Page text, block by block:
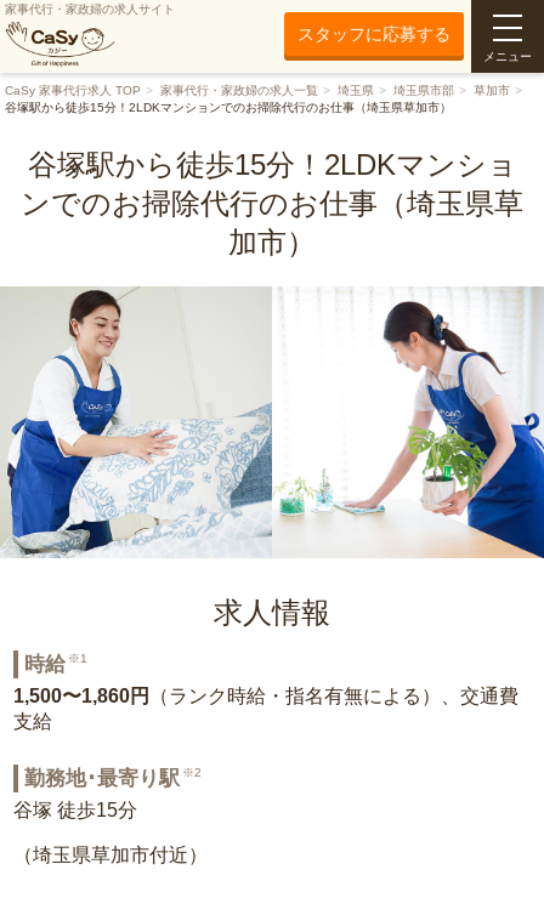
家事代行・家政婦の求人サイト
スタッフに応募する
メニュー
CaSy 家事代行求人 TOP 家事代行・家政婦の求人一覧 埼玉県 埼玉県市部
草加市
谷塚駅から徒歩15分！2LDKマンションでのお掃除代行のお仕事（埼玉県草加市）
谷塚駅から徒歩15分！2LDKマンショ
ンでのお掃除代行のお仕事（埼玉県草
加市）
求人情報
時給 ※1
1,500〜1,860円
（ランク時給・指名有無による）、交通費
支給
勤務地･最寄り駅 ※2
谷塚 徒歩15分
（埼玉県草加市付近）